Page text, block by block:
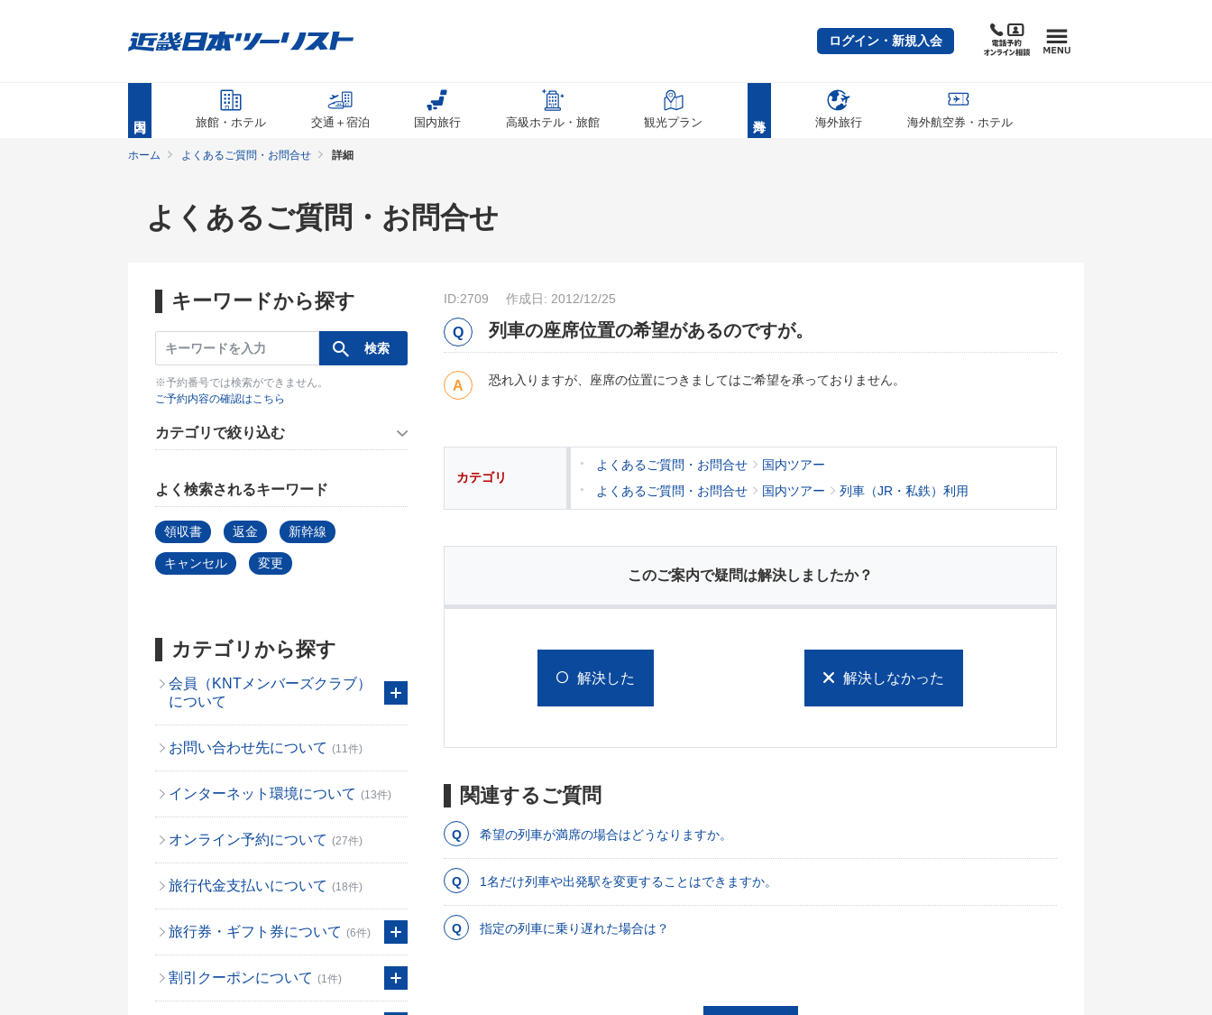
ログイン・新規入会
旅館・ホテル 交通＋宿泊 国内旅行 高級ホテル・旅館 観光プラン 海外旅行 海外航空券・ホテル
ホーム よくあるご質問・お問合せ 詳細
よくあるご質問・お問合せ
キーワードから探す
※予約番号では検索ができません。
ご予約内容の確認はこちら
カテゴリで絞り込む
よく検索されるキーワード
領収書 返金 新幹線
キャンセル 変更
カテゴリから探す
会員（KNTメンバーズクラブ）
について
お問い合わせ先について (11件)
インターネット環境について (13件)
オンライン予約について (27件)
旅行代金支払いについて (18件)
旅行券・ギフト券について (6件)
割引クーポンについて (1件)
ID:2709 作成日: 2012/12/25
列車の座席位置の希望があるのですが。
恐れ入りますが、座席の位置につきましてはご希望を承っておりません。
カテゴリ
よくあるご質問・お問合せ
国内ツアー
よくあるご質問・お問合せ
国内ツアー 列車（JR・私鉄）利用
このご案内で疑問は解決しましたか？
解決した 解決しなかった
関連するご質問
希望の列車が満席の場合はどうなりますか。
1名だけ列車や出発駅を変更することはできますか。
指定の列車に乗り遅れた場合は？